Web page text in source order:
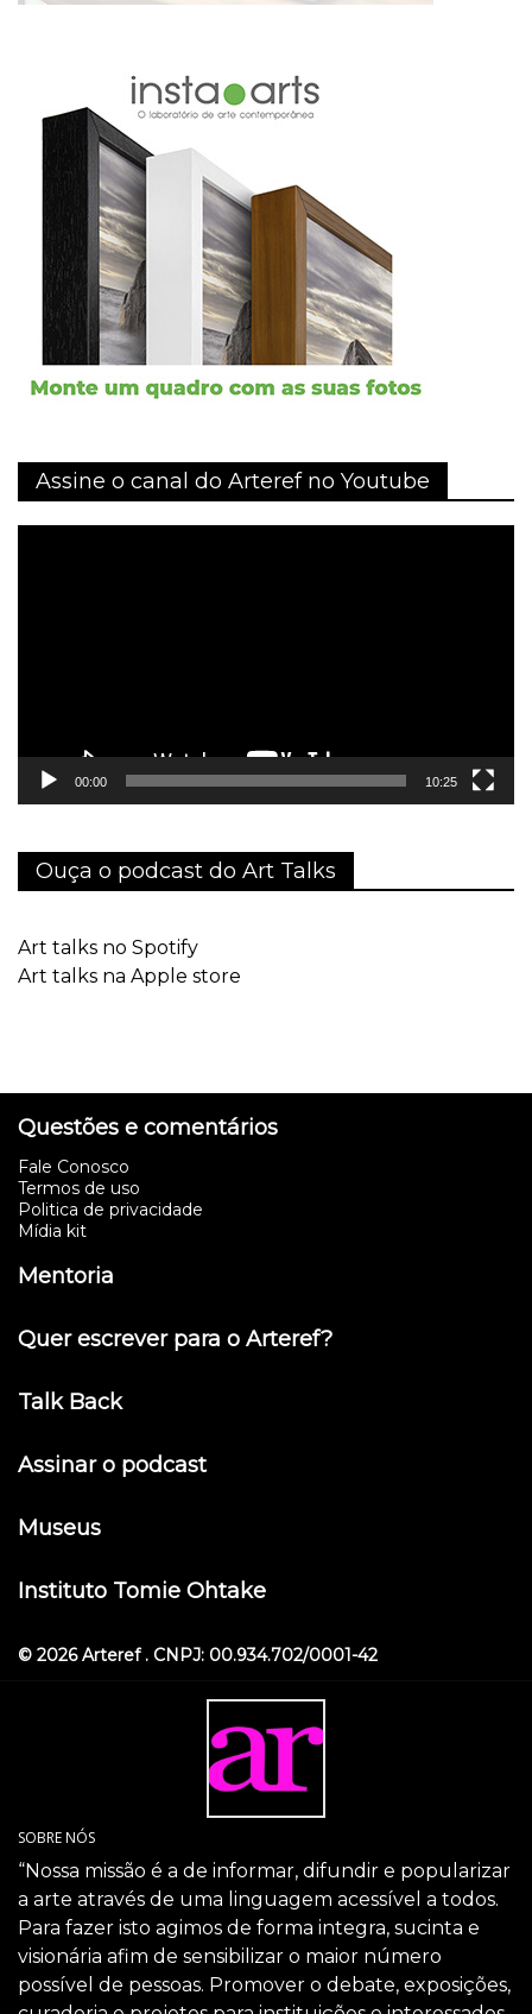
Assine o canal do Arteref no Youtube
00:00 10:25
Ouça o podcast do Art Talks
Art talks no Spotify
Art talks na Apple store
Questões e comentários
Fale Conosco
Termos de uso
Politica de privacidade
Mídia kit
Mentoria
Quer escrever para o Arteref?
Talk Back
Assinar o podcast
Museus
Instituto Tomie Ohtake
© 2026 Arteref . CNPJ: 00.934.702/0001-42
SOBRE NÓS
“Nossa missão é a de informar, difundir e popularizar
a arte através de uma linguagem acessível a todos.
Para fazer isto agimos de forma integra, sucinta e
visionária afim de sensibilizar o maior número
possível de pessoas. Promover o debate, exposições,